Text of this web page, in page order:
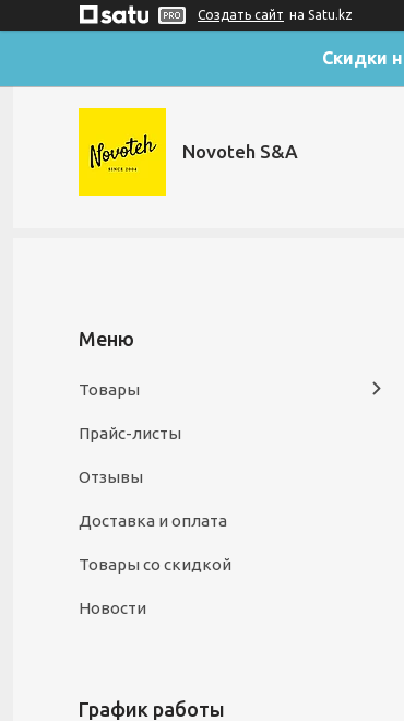
Создать сайт на Satu.kz
Скидки
Novoteh S&A
Товары
Прайс-листы
Отзывы
Доставка и оплата
Товары со скидкой
Новости
График работы